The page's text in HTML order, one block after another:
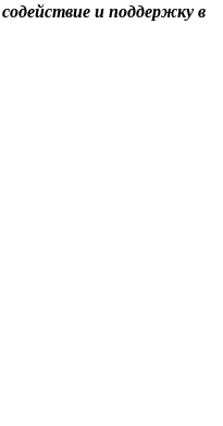
и поддержку в